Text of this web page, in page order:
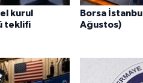
kurul
teklifi
Borsa
Ağustos)